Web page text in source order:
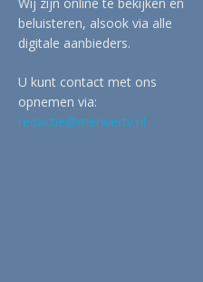
Wij zijn online te bekijken en
beluisteren, alsook via alle
digitale aanbieders.
U kunt contact met ons
opnemen via:
redactie@merwertv.nl